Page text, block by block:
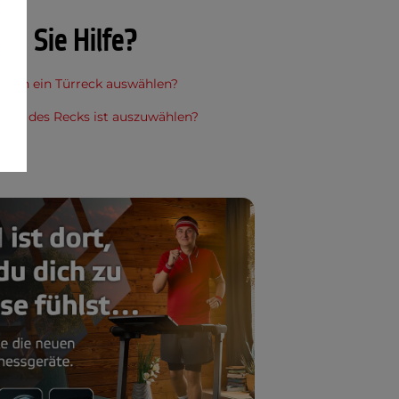
Sie Hilfe?
man ein Türreck auswählen?
Typ des Recks ist auszuwählen?